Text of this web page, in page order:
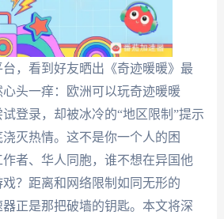
，看到好友晒出《奇迹暖暖》最
头一痒：欧洲可以玩奇迹暖暖
登录，却被冰冷的“地区限制”提示
灭热情。这不是你一个人的困
者、华人同胞，谁不想在异国他
？距离和网络限制如同无形的
正是那把破墙的钥匙。本文将深